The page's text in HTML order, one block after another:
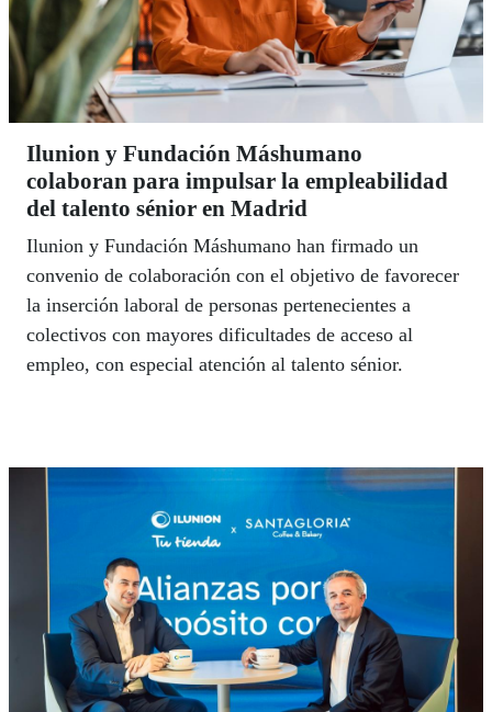
Ilunion y Fundación Máshumano
colaboran para impulsar la empleabilidad
del talento sénior en Madrid
Ilunion y Fundación Máshumano han firmado un
convenio de colaboración con el objetivo de favorecer
la inserción laboral de personas pertenecientes a
colectivos con mayores dificultades de acceso al
empleo, con especial atención al talento sénior.